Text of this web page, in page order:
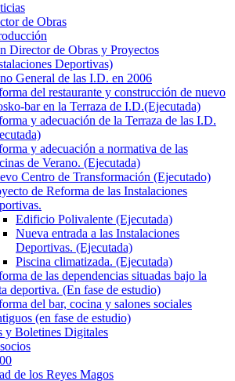
de Obras
Director de Obras y Proyectos
Deportivas)
General de las I.D. en 2006
del restaurante y construcción de nuevo
bar en la Terraza de I.D.(Ejecutada)
y adecuación de la Terraza de las I.D.
y adecuación a normativa de las
de Verano. (Ejecutada)
Centro de Transformación (Ejecutado)
de Reforma de las Instalaciones
Edificio Polivalente (Ejecutada)
Nueva entrada a las Instalaciones
Deportivas. (Ejecutada)
Piscina climatizada. (Ejecutada)
de las dependencias situadas bajo la
deportiva. (En fase de estudio)
del bar, cocina y salones sociales
(en fase de estudio)
y Boletines Digitales
de los Reyes Magos